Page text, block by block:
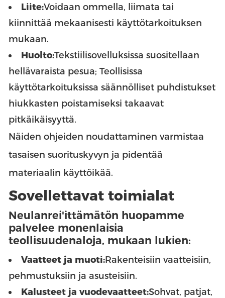
Liite:Voidaan ommella, liimata tai
kiinnittää mekaanisesti käyttötarkoituksen
mukaan.
Huolto:Tekstiilisovelluksissa suositellaan
hellävaraista pesua; Teollisissa
käyttötarkoituksissa säännölliset puhdistukset
hiukkasten poistamiseksi takaavat
pitkäikäisyyttä.
Näiden ohjeiden noudattaminen varmistaa
tasaisen suorituskyvyn ja pidentää
materiaalin käyttöikää.
Sovellettavat toimialat
Neulanrei'ittämätön huopamme
palvelee monenlaisia
teollisuudenaloja, mukaan lukien:
Vaatteet ja muoti:Rakenteisiin vaatteisiin,
pehmustuksiin ja asusteisiin.
Kalusteet ja vuodevaatteet:Sohvat, patjat,